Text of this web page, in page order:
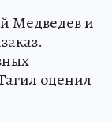
Медведев и
оценил